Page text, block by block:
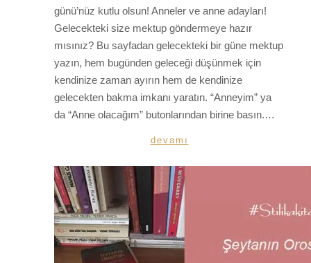
günü’nüz kutlu olsun! Anneler ve anne adayları!
Gelecekteki size mektup göndermeye hazır
mısınız? Bu sayfadan gelecekteki bir güne mektup
yazın, hem bugünden geleceği düşünmek için
kendinize zaman ayırın hem de kendinize
gelecekten bakma imkanı yaratın. “Anneyim” ya
da “Anne olacağım” butonlarından birine basın.…
devamı